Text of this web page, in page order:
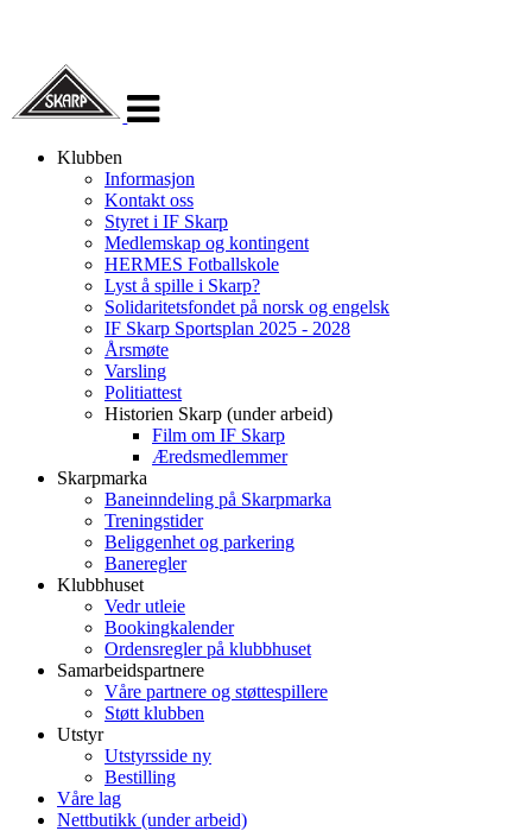
navigasjon
Klubben
Informasjon
Kontakt oss
Styret i IF Skarp
Medlemskap og kontingent
HERMES Fotballskole
Lyst å spille i Skarp?
Solidaritetsfondet på norsk og engelsk
IF Skarp Sportsplan 2025 - 2028
Årsmøte
Varsling
Politiattest
Historien Skarp (under arbeid)
Film om IF Skarp
Æredsmedlemmer
Skarpmarka
Baneinndeling på Skarpmarka
Treningstider
Beliggenhet og parkering
Baneregler
Klubbhuset
Vedr utleie
Bookingkalender
Ordensregler på klubbhuset
Samarbeidspartnere
Våre partnere og støttespillere
Støtt klubben
Utstyr
Utstyrsside ny
Bestilling
Våre lag
Nettbutikk (under arbeid)